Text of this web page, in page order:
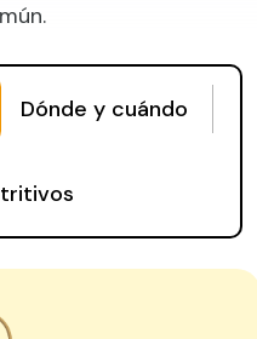
Dónde y cuándo